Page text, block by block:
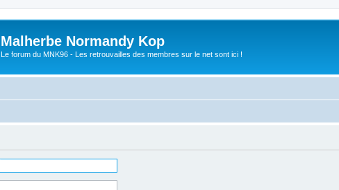
Malherbe Normandy Kop
Le forum du MNK96 - Les retrouvailles des membres sur le net sont ici !